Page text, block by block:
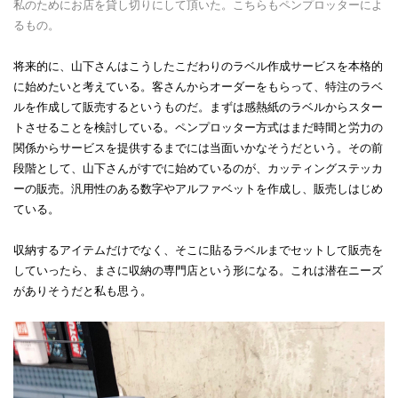
私のためにお店を貸し切りにして頂いた。こちらもペンプロッターによ
るもの。
将来的に、山下さんはこうしたこだわりのラベル作成サービスを本格的
に始めたいと考えている。客さんからオーダーをもらって、特注のラベ
ルを作成して販売するというものだ。まずは感熱紙のラベルからスター
トさせることを検討している。ペンプロッター方式はまだ時間と労力の
関係からサービスを提供するまでには当面いかなそうだという。その前
段階として、山下さんがすでに始めているのが、カッティングステッカ
ーの販売。汎用性のある数字やアルファベットを作成し、販売しはじめ
ている。
収納するアイテムだけでなく、そこに貼るラベルまでセットして販売を
していったら、まさに収納の専門店という形になる。これは潜在ニーズ
がありそうだと私も思う。